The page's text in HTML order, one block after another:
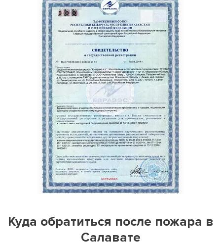
Куда обратиться после пожара в
Салавате